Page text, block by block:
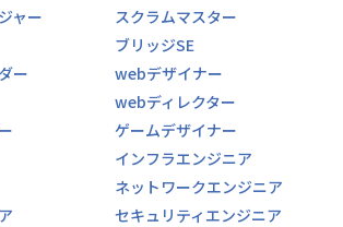
ャー
スクラムマスター
ブリッジSE
ー
webデザイナー
webディレクター
ゲームデザイナー
インフラエンジニア
ネットワークエンジニア
セキュリティエンジニア